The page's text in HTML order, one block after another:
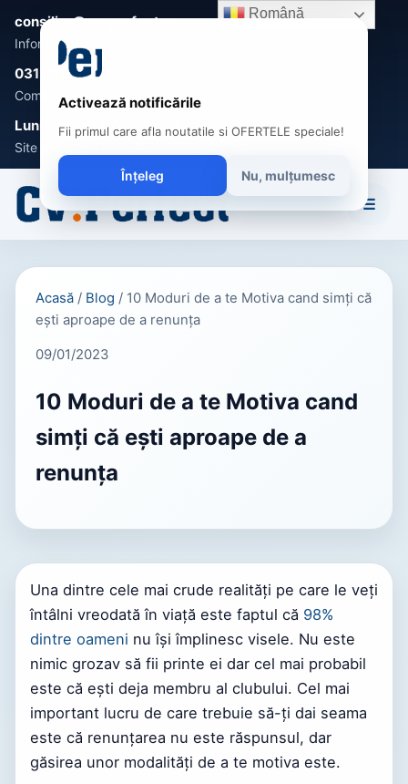
consilier@cv-perfect.ro
Informații și suport clienți
031-005 0470
Comenzi, întrebări și recomandări
Luni - Vineri 9:00 - 17:00
Site disponibil non-stop
☰
Acasă / Blog / 10 Moduri de a te Motiva cand simți că
ești aproape de a renunța
09/01/2023
10 Moduri de a te Motiva cand
simți că ești aproape de a
renunța
Una dintre cele mai crude realități pe care le veți
întâlni vreodată în viață este faptul că 98%
dintre oameni nu își împlinesc visele. Nu este
nimic grozav să fii printe ei dar cel mai probabil
este că ești deja membru al clubului. Cel mai
important lucru de care trebuie să-ți dai seama
este că renunțarea nu este răspunsul, dar
găsirea unor modalități de a te motiva este.
Română
Activează notificările
Fii primul care afla noutatile si OFERTELE speciale!
Înțeleg Nu, mulțumesc